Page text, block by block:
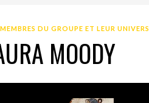
DU GROUPE ET LEUR UNIVERS
MOODY